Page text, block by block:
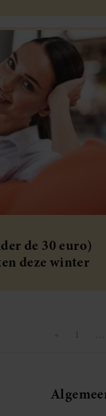
de 30 euro)
deze winter
Vorige
« Pagina
1